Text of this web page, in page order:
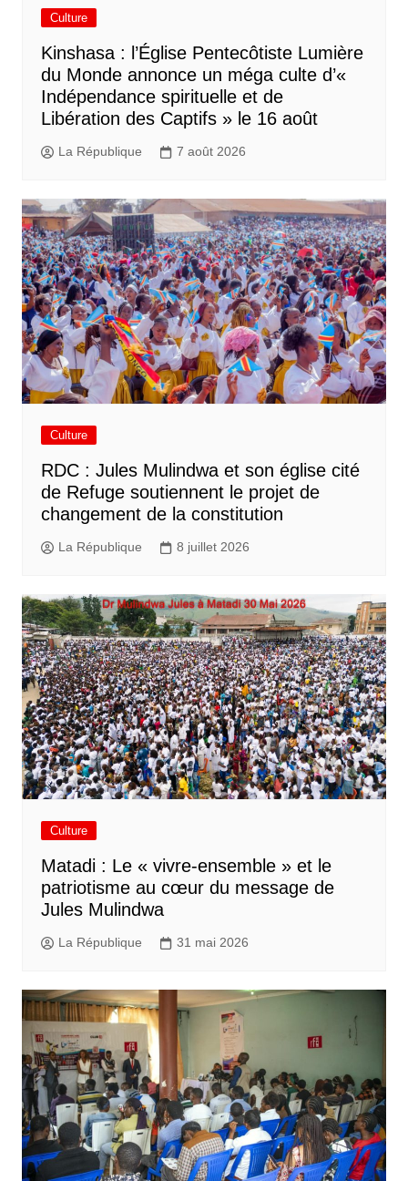
Culture
Kinshasa : l’Église Pentecôtiste Lumière
du Monde annonce un méga culte d’«
Indépendance spirituelle et de
Libération des Captifs » le 16 août
La République 7 août 2026
Culture
RDC : Jules Mulindwa et son église cité
de Refuge soutiennent le projet de
changement de la constitution
La République 8 juillet 2026
Culture
Matadi : Le « vivre-ensemble » et le
patriotisme au cœur du message de
Jules Mulindwa
La République 31 mai 2026